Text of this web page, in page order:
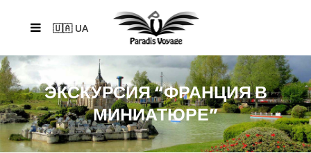
🇺🇦 UA
ЭКСКУРСИЯ “ФРАНЦИЯ В
МИНИАТЮРЕ”